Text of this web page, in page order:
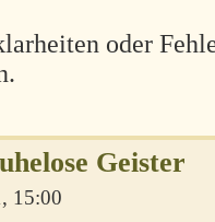
oder
Geister
15:00